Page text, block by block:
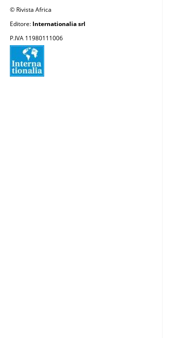
© Rivista Africa
Editore: Internationalia srl
P.IVA 11980111006